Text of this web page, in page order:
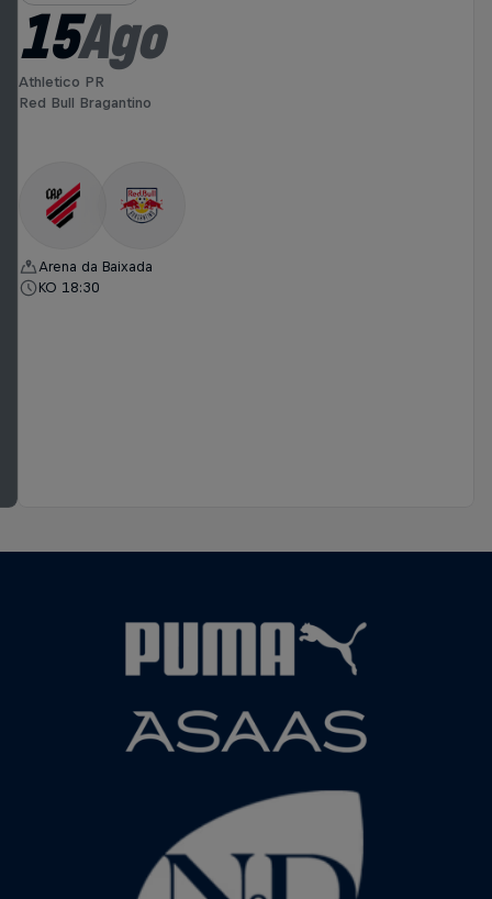
15Ago
Athletico PR
Red Bull Bragantino
Arena da Baixada
KO 18:30